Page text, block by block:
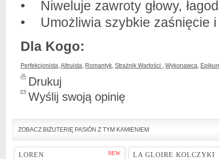
• Niweluje zawroty głowy,
• Umożliwia szybkie zaśnięcie i
Dla Kogo:
Perfekcjonista,Altruista, Romantyk, Strażnik Wartości , Wykonawca,
Drukuj
Wyślij swoją opinię
ZOBACZ BIŻUTERIĘ PASIÓN Z TYM KAMIENIEM
LOREN NEW LA GLOIRE KOLCZYKI